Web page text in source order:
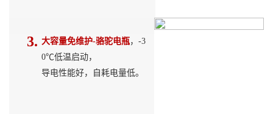
3. 大容量免维护-骆驼电瓶，-3
0℃低温启动，
导电性能好，自耗电量低。